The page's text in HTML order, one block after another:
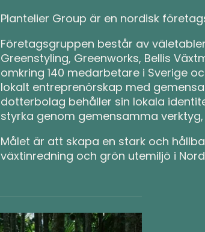
Plantelier Group är en nordisk
Företagsgruppen består av
Greenstyling, Greenworks, Bellis
omkring 140 medarbetare i Sverige
lokalt entreprenörskap med
dotterbolag behåller sin lokala
styrka genom gemensamma
Målet är att skapa en stark och
växtinredning och grön utemiljö i